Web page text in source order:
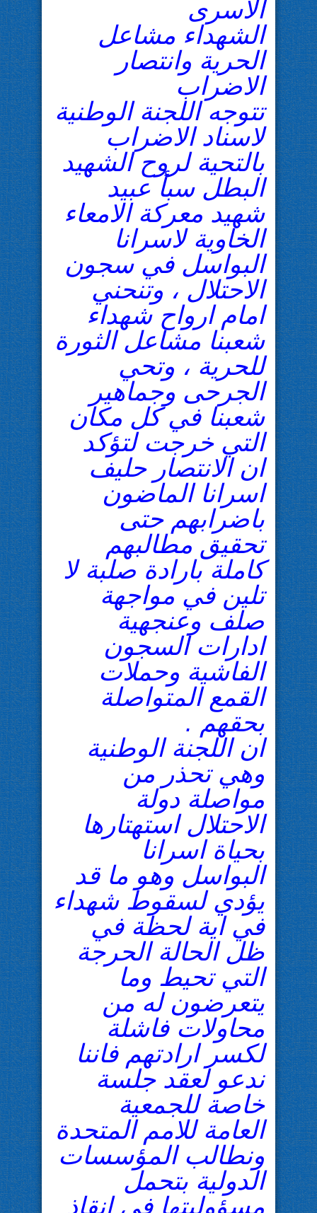
الاسرى
الشهداء مشاعل
الحرية وانتصار
الاضراب
تتوجه اللجنة الوطنية
لاسناد الاضراب
بالتحية لروح الشهيد
البطل سبأ عبيد
شهيد معركة الامعاء
الخاوية لاسرانا
البواسل في سجون
الاحتلال ، وتنحني
امام ارواح شهداء
شعبنا مشاعل الثورة
للحرية ، وتحي
الجرحى وجماهير
شعبنا في كل مكان
التي خرجت لتؤكد
ان الانتصار حليف
اسرانا الماضون
باضرابهم حتى
تحقيق مطالبهم
كاملة بارادة صلبة لا
تلين في مواجهة
صلف وعنجهية
ادارات السجون
الفاشية وحملات
القمع المتواصلة
بحقهم .
ان اللجنة الوطنية
وهي تحذر من
مواصلة دولة
الاحتلال استهتارها
بحياة اسرانا
البواسل وهو ما قد
يؤدي لسقوط شهداء
في اية لحظة في
ظل الحالة الحرجة
التي تحيط وما
يتعرضون له من
محاولات فاشلة
لكسر ارادتهم فاننا
ندعو لعقد جلسة
خاصة للجمعية
العامة للامم المتحدة
ونطالب المؤسسات
الدولية بتحمل
مسؤوليتها في انقاذ